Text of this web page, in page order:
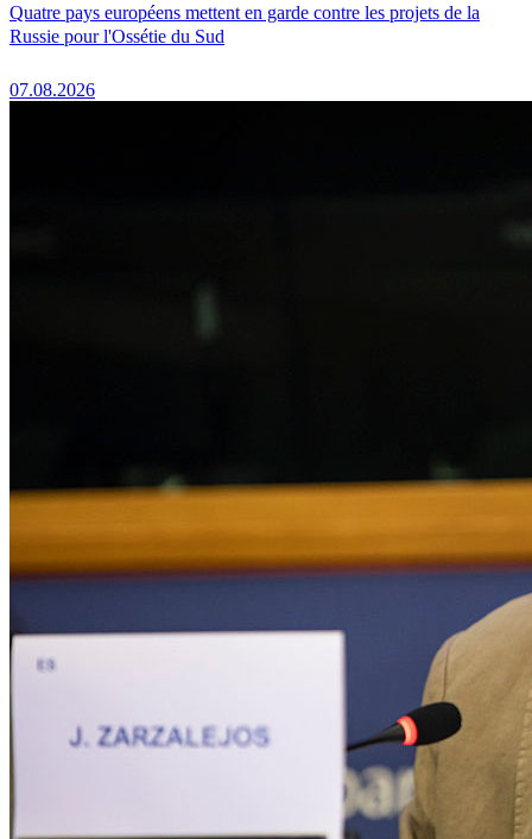
Quatre pays européens mettent en garde contre les projets de la
Russie pour l'Ossétie du Sud
07.08.2026